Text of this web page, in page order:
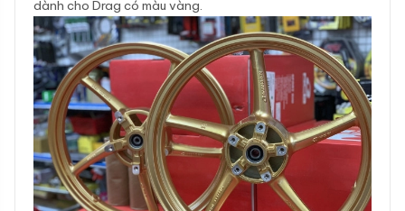
dành cho Drag có màu vàng.